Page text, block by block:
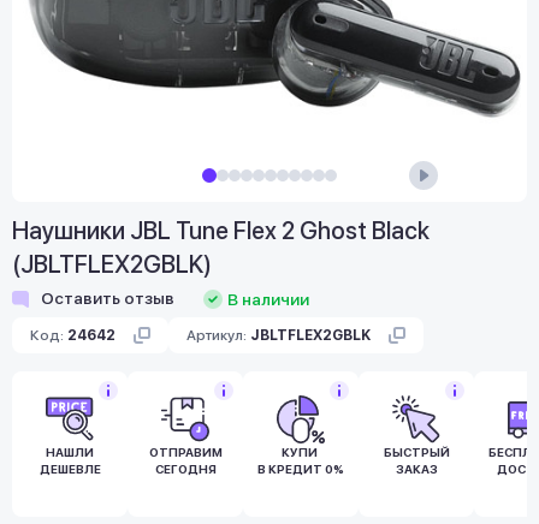
Наушники JBL Tune Flex 2 Ghost Black
(JBLTFLEX2GBLK)
Оставить отзыв В наличии
Код: 24642 Артикул: JBLTFLEX2GBLK
НАШЛИ
ДЕШЕВЛЕ
ОТПРАВИМ
СЕГОДНЯ
КУПИ
В КРЕДИТ 0%
БЫСТРЫЙ
ЗАКАЗ